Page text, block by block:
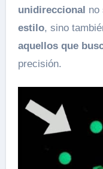
unidireccional no
estilo, sino
aquellos que
precisión.